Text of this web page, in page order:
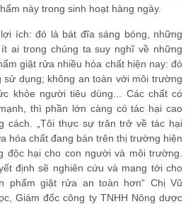
này trong sinh hoạt hàng ngày.
ích: đó là bát đĩa sáng bóng, những
ai trong chúng ta suy nghĩ về những
giặt rửa nhiều hóa chất hiện nay: đó
sử dụng; không an toàn với môi trường
khỏe người tiêu dùng... Các chất có
thì phần lớn càng có tác hại cao
cách. „Tôi thực sự trăn trở về tác hại
hóa chất đang bán trên thị trường hiện
độc hại cho con người và môi trường.
định sẽ nghiên cứu và mang tới cho
phẩm giặt rửa an toàn hơn“ Chị Vũ
Giám đốc công ty TNHH Nông dược